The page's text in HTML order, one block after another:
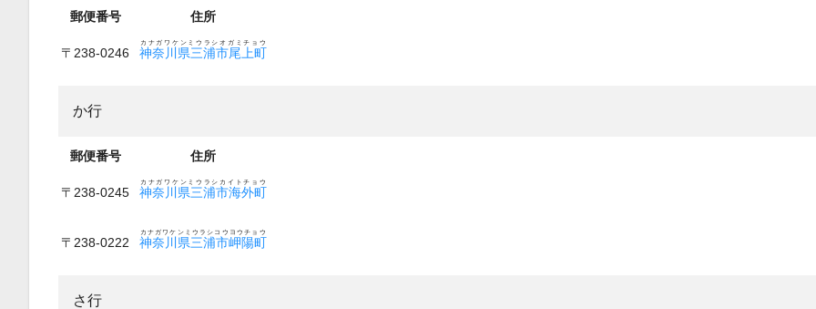
郵便番号 住所
〒238-0246 神奈川県三浦市尾上町
カナガワケンミウラシオガミチョウ
か行
郵便番号 住所
〒238-0245 神奈川県三浦市海外町
カナガワケンミウラシカイトチョウ
〒238-0222 神奈川県三浦市岬陽町
カナガワケンミウラシコウヨウチョウ
さ行